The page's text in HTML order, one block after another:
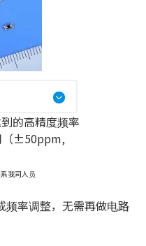
的高精度频率
（±50ppm,
我司人员
率调整，无需再做电路